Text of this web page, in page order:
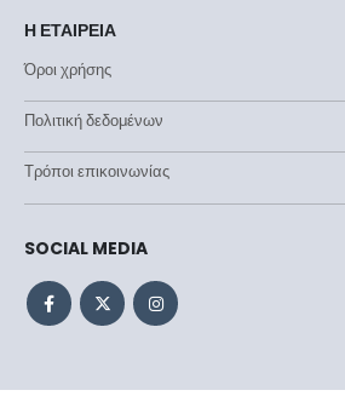
Η ΕΤΑΙΡΕΙΑ
Όροι χρήσης
Πολιτική δεδομένων
Τρόποι επικοινωνίας
SOCIAL MEDIA